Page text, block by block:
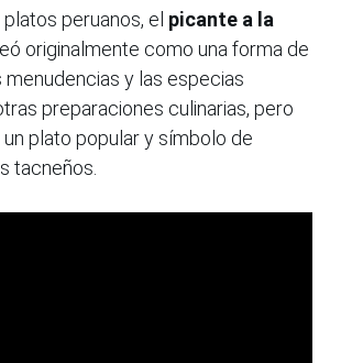
peruanos, el picante a la
originalmente como una forma de
menudencias y las especias
preparaciones culinarias, pero
plato popular y símbolo de
tacneños.